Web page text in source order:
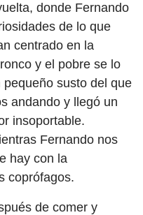
donde Fernando
de lo que
centrado en la
y el pobre se lo
susto del que
andando y llegó un
insoportable.
Fernando nos
hay con la
coprófagos.
de comer y